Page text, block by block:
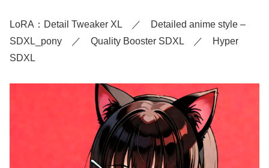
LoRA：Detail Tweaker XL ／ Detailed anime style –
SDXL_pony ／ Quality Booster SDXL ／ Hyper
SDXL